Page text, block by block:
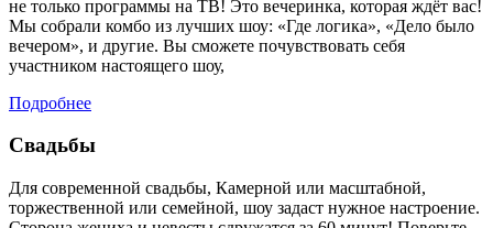
не только программы на ТВ! Это вечеринка, которая ждёт вас!
Мы собрали комбо из лучших шоу: «Где логика», «Дело было
вечером», и другие. Вы сможете почувствовать себя
участником настоящего шоу,
Подробнее
Свадьбы
Для современной свадьбы, Камерной или масштабной,
торжественной или семейной, шоу задаст нужное настроение.